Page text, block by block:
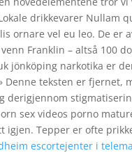
drikkevarer Nullam
ornare vel eu leo. De er
Franklin – altså 100
jönköping narkotika er
Denne teksten er fjernet,
derigjennom
sex videos porno
igjen. Tepper er ofte
escortejenter i